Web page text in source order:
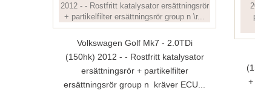
Volkswagen Golf Mk7 - 2.0TDi
(150hk) 2012 - - Rostfritt katalysator
ersättningsrör + partikelfilter
ersättningsrör group n kräver ECU...
+